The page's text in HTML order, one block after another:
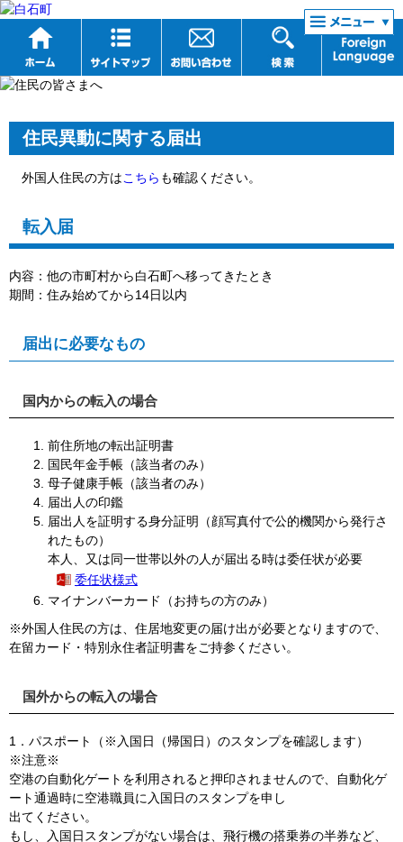
リンク集
住民異動に関する届出
外国人住民の方はこちら も確認ください。
転入届
内容：他の市町村から白石町へ移ってきたとき
期間：住み始めてから14日以内
届出に必要なもの
国内からの転入の場合
前住所地の転出証明書
国民年金手帳（該当者のみ）
母子健康手帳（該当者のみ）
届出人の印鑑
届出人を証明する身分証明（顔写真付で公的機関から発行さ
れたもの）
本人、又は同一世帯以外の人が届出る時は委任状が必要
委任状様式
マイナンバーカード（お持ちの方のみ）
※外国人住民の方は、住居地変更の届け出が必要となりますので、
在留カード・特別永住者証明書をご持参ください。
国外からの転入の場合
1．パスポート（※入国日（帰国日）のスタンプを確認します）
※注意※
空港の自動化ゲートを利用されると押印されませんので、自動化ゲ
ート通過時に空港職員に入国日のスタンプを申し
出てください。
もし、入国日スタンプがない場合は、飛行機の搭乗券の半券など、